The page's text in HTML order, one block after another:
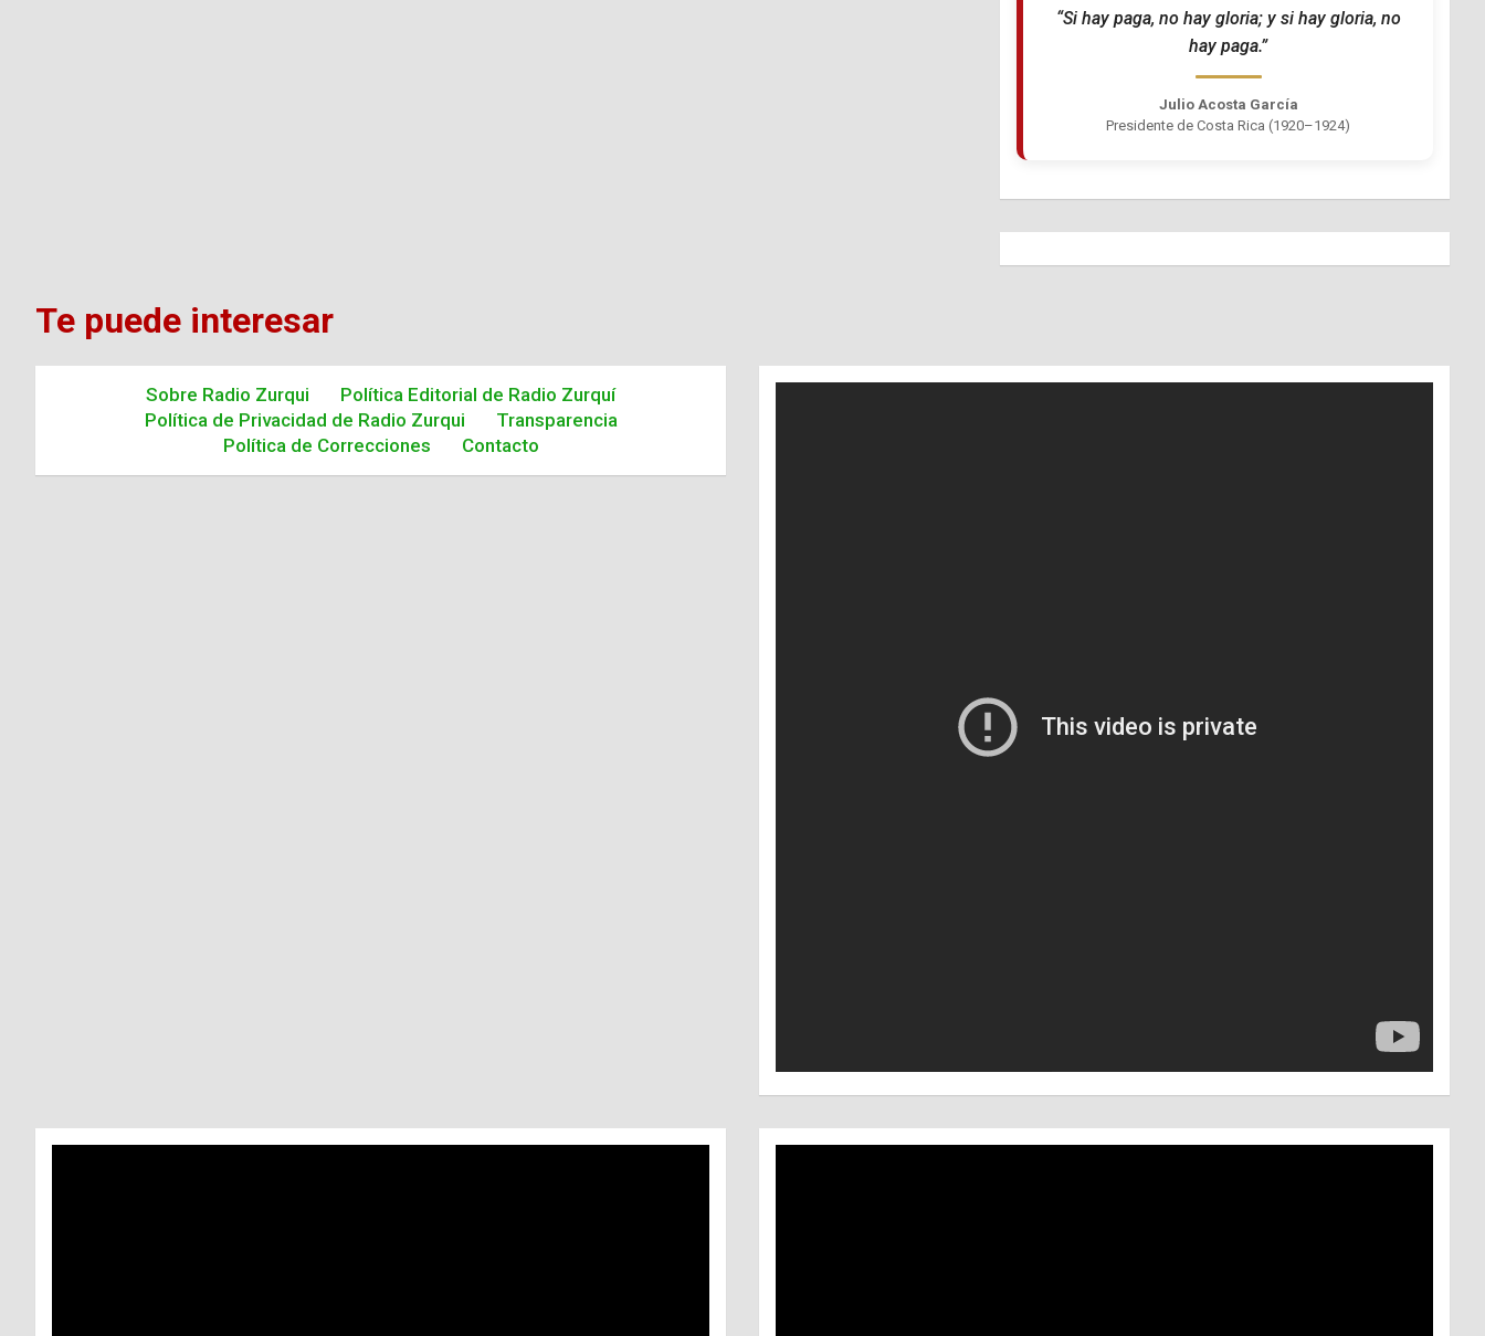
“Si hay paga, no hay gloria; y si hay gloria, no
hay paga.”
Julio Acosta García
Presidente de Costa Rica (1920–1924)
Te puede interesar
Sobre Radio Zurqui
Política Editorial de Radio Zurquí
Política de Privacidad de Radio Zurqui
Transparencia
Política de Correcciones
Contacto